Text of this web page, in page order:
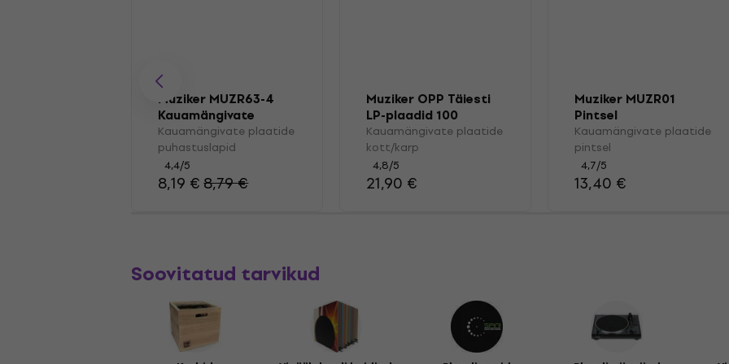
Muziker MUZR63-4
Kauamängivate
plaatide
puhastuslapid
Kauamängivate plaatide
puhastuslapid
4,4/5
8,19 €8,79 €
Muziker OPP Täiesti
LP-plaadid 100
Kauamängivate plaatide
kott/karp
4,8/5
21,90 €
Muziker MUZR01
Pintsel
Kauamängivate plaatide
pintsel
4,7/5
13,40 €
Soovitatud tarvikud